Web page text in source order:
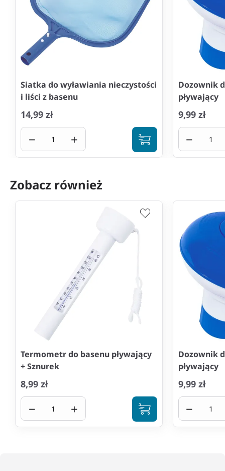
Siatka do wyławiania nieczystości
i liści z basenu
14,99 zł
− +
Dozownik
pływający
9,99 zł
−
Zobacz również
Termometr do basenu pływający
+ Sznurek
8,99 zł
− +
Dozownik
pływający
9,99 zł
−